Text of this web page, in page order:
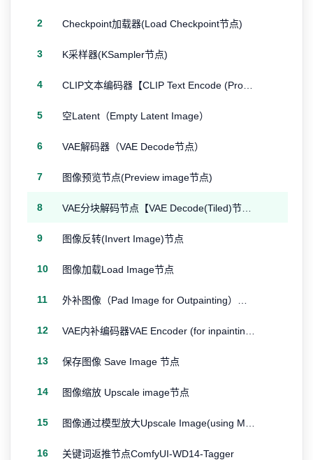
2 Checkpoint加载器(Load Checkpoint节点)
3 K采样器(KSampler节点)
4
5 空Latent（Empty Latent Image）
6 VAE解码器（VAE Decode节点）
7 图像预览节点(Preview image节点)
8
9 图像反转(Invert Image)节点
10 图像加载Load Image节点
11
12
13 保存图像 Save Image 节点
14 图像缩放 Upscale image节点
15
16 关键词返推节点ComfyUI-WD14-Tagger